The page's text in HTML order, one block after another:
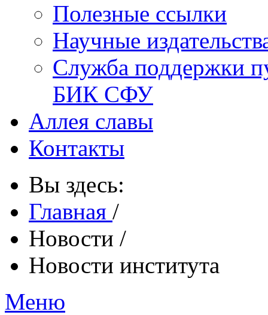
Полезные ссылки
Научные
Служба поддержки
БИК СФУ
Аллея славы
Контакты
Вы здесь:
Главная /
Новости /
Новости института
Меню